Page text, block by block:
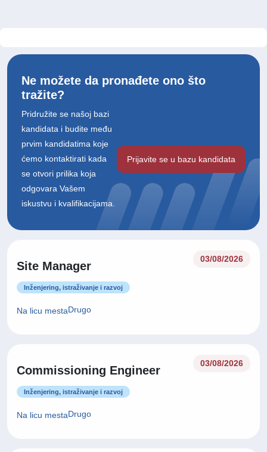
Ne možete da pronađete ono što
tražite?
Pridružite se našoj bazi
kandidata i budite među
prvim kandidatima koje
ćemo kontaktirati kada
se otvori prilika koja
odgovara Vašem
iskustvu i kvalifikacijama.
Prijavite se u bazu kandidata
Site Manager
03/08/2026
Inženjering, istraživanje i razvoj
Na licu mestaDrugo
Commissioning Engineer
03/08/2026
Inženjering, istraživanje i razvoj
Na licu mestaDrugo